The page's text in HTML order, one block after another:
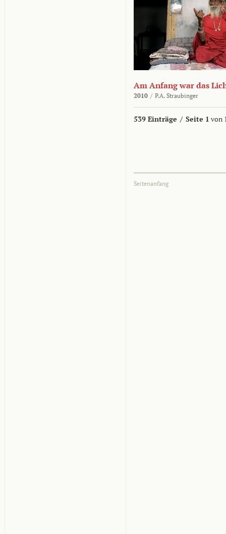
Am Anfang war das
2010 / P.A. Straubinger
539 Einträge / Seite 1 von
Seitenanfang